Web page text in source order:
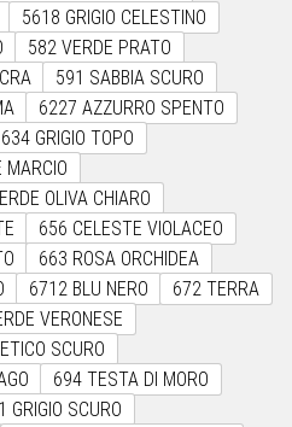
5618 GRIGIO CELESTINO
582 VERDE PRATO
591 SABBIA SCURO
6227 AZZURRO SPENTO
634 GRIGIO TOPO
MARCIO
OLIVA CHIARO
656 CELESTE VIOLACEO
663 ROSA ORCHIDEA
6712 BLU NERO
672 TERRA
VERONESE
SCURO
694 TESTA DI MORO
GRIGIO SCURO